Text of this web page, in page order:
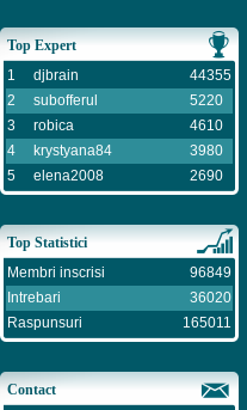
Top Expert
1
djbrain
44355
2
subofferul
5220
3
robica
4610
4
krystyana84
3980
5
elena2008 2690
Top Statistici
Membri inscrisi
96849
Intrebari
36020
Raspunsuri
165011
Contact